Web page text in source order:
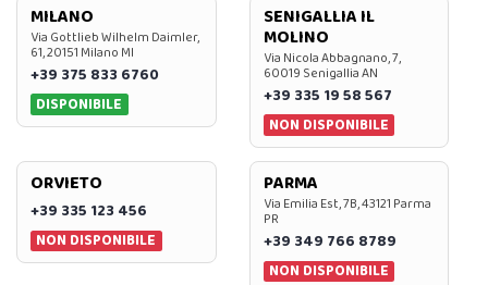
MILANO
Via Gottlieb Wilhelm Daimler,
61, 20151 Milano MI
+39 375 833 6760
DISPONIBILE
SENIGALLIA IL
MOLINO
Via Nicola Abbagnano, 7,
60019 Senigallia AN
+39 335 19 58 567
NON DISPONIBILE
ORVIETO
+39 335 123 456
NON DISPONIBILE
PARMA
Via Emilia Est, 7B, 43121 Parma
PR
+39 349 766 8789
NON DISPONIBILE